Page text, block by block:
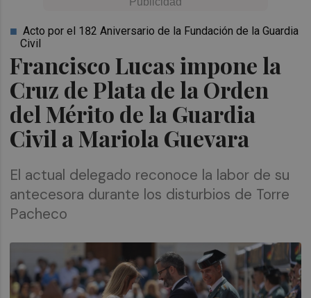
Francisco Lucas impone la
Cruz de Plata de la Orden
del Mérito de la Guardia
Civil a Mariola Guevara
Acto por el 182 Aniversario de la Fundación de la Guardia
Civil
El actual delegado reconoce la labor de su
antecesora durante los disturbios de Torre
Pacheco